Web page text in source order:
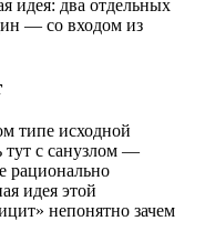
идея: два отдельных
— со входом из
типе исходной
тут с санузлом —
рационально
идея этой
непонятно зачем